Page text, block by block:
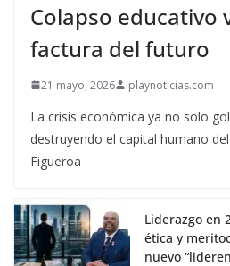
Colapso educativo
factura del futuro
21 mayo, 2026 iplaynoticias.com
La crisis económica ya no solo
destruyendo el capital humano
Figueroa
Liderazgo en
ética y
nuevo